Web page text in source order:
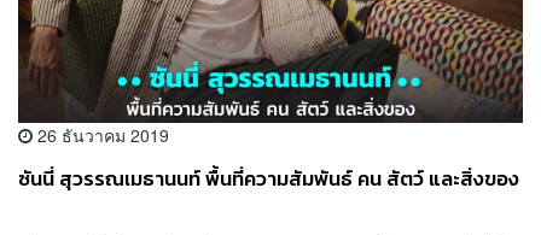
26 ธันวาคม 2019
ซันนี่ สุวรรณเมธานนท์ พื้นที่ความสัมพันธ์ คน สัตว์ และสิ่งของ